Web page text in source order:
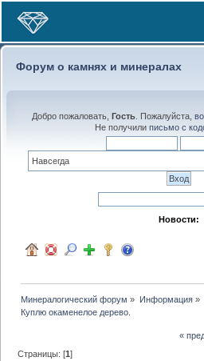
Форум о камнях и минералах
Добро пожаловать, Гость. Пожалуйста,
Не получили письмо с
Новости:
Минералогический форум » Информация»
Куплю окаменелое дерево.
«
Страницы: [1]